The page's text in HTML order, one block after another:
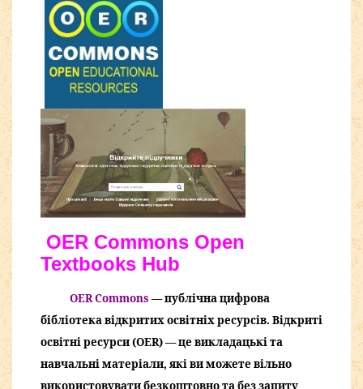
OER Commons Open
Textbooks Hub
OER Commons — публічна цифрова
бібліотека відкритих освітніх ресурсів. Відкриті
освітні ресурси (OER) — це викладацькі та
навчальні матеріали, які ви можете вільно
використовувати безкоштовно та без запиту